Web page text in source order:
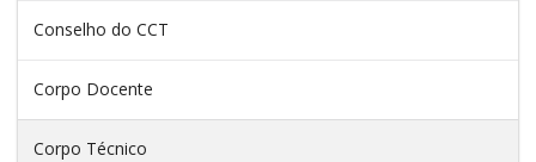
Conselho do CCT
Corpo Docente
Corpo Técnico